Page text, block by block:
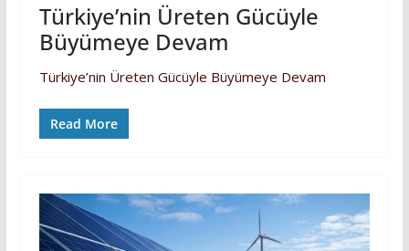
Türkiye’nin Üreten Gücüyle
Büyümeye Devam
Türkiye’nin Üreten Gücüyle Büyümeye Devam
Read More